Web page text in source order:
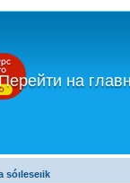
на
sóıleseıik